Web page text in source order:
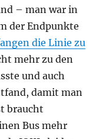
– man war in
der Endpunkte
die Linie zu
mehr zu den
und auch
damit man
braucht
Bus mehr